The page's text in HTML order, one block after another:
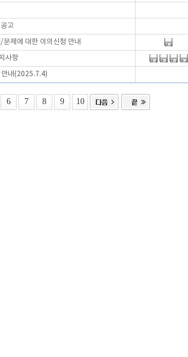
고
제에 대한 이의신청 안내
사항
안내(2025.7.4)
6 7 8 9 10